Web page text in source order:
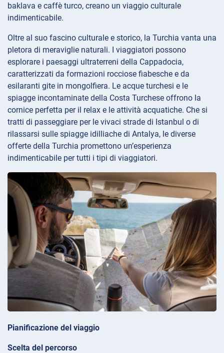
baklava e caffè turco, creano un viaggio culturale
indimenticabile.
Oltre al suo fascino culturale e storico, la Turchia vanta una
pletora di meraviglie naturali. I viaggiatori possono
esplorare i paesaggi ultraterreni della Cappadocia,
caratterizzati da formazioni rocciose fiabesche e da
esilaranti gite in mongolfiera. Le acque turchesi e le
spiagge incontaminate della Costa Turchese offrono la
cornice perfetta per il relax e le attività acquatiche. Che si
tratti di passeggiare per le vivaci strade di Istanbul o di
rilassarsi sulle spiagge idilliache di Antalya, le diverse
offerte della Turchia promettono un’esperienza
indimenticabile per tutti i tipi di viaggiatori.
Pianificazione del viaggio
Scelta del percorso